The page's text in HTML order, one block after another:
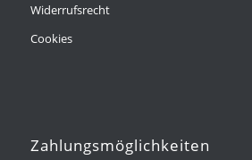
Widerrufsrecht
Cookies
Zahlungsmöglichkeiten